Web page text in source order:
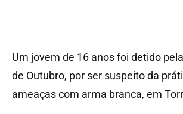
Um jovem de 16 anos foi detido pela
de Outubro, por ser suspeito da
ameaças com arma branca, em